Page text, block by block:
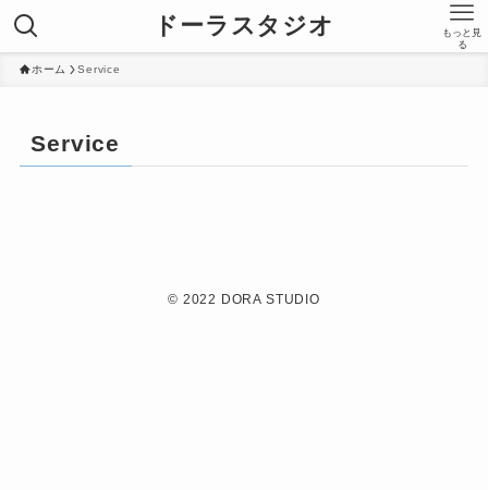
ドーラスタジオ もっと見
る
ホーム Service
Service
© 2022 DORA STUDIO